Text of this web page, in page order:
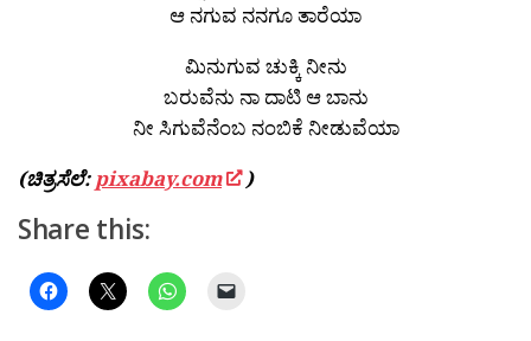
ಆ ನಗುವ ನನಗೂ ತಾರೆಯಾ
ಮಿನುಗುವ ಚುಕ್ಕಿ ನೀನು
ಬರುವೆನು ನಾ ದಾಟಿ ಆ ಬಾನು
ನೀ ಸಿಗುವೆನೆಂಬ ನಂಬಿಕೆ ನೀಡುವೆಯಾ
(ಚಿತ್ರಸೆಲೆ:pixabay.com )
Share this: